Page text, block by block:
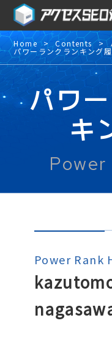
Home Contents
パワーランクランキング
パワ
キ
Power
Power Rank